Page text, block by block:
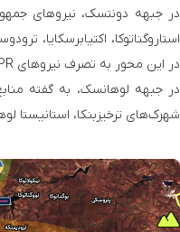
استاروگناتوکا، اکتیابرسکایا،
در این محور به تصرف نیروهای DPR درآمد. در حال حاضر درگیریها در حومه ماریوپل بین طرفین ادامه دارد.
شهرک‌های ترخیزبنکا، استانیستا